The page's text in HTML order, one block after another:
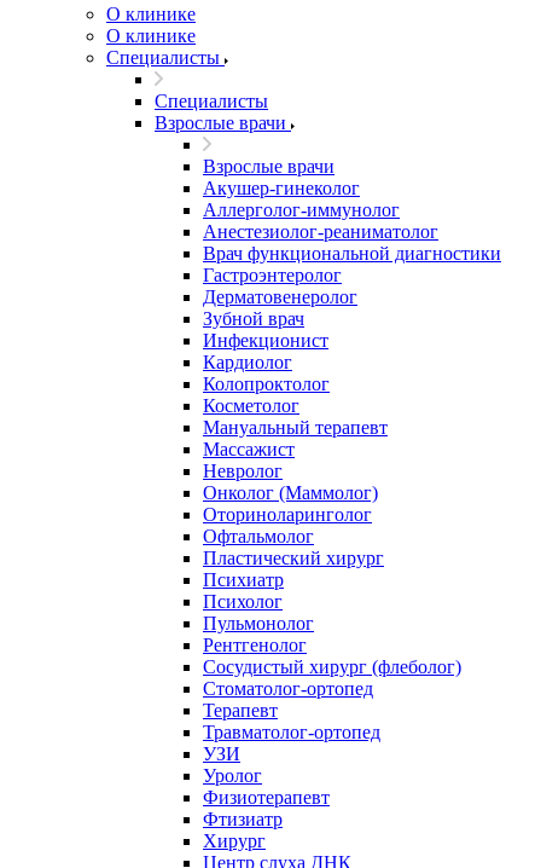
О клинике
О клинике
Специалисты
Специалисты
Взрослые врачи
Взрослые врачи
Акушер-гинеколог
Аллерголог-иммунолог
Анестезиолог-реаниматолог
Врач функциональной диагностики
Гастроэнтеролог
Дерматовенеролог
Зубной врач
Инфекционист
Кардиолог
Колопроктолог
Косметолог
Мануальный терапевт
Массажист
Невролог
Онколог (Маммолог)
Оториноларинголог
Офтальмолог
Пластический хирург
Психиатр
Психолог
Пульмонолог
Рентгенолог
Сосудистый хирург (флеболог)
Стоматолог-ортопед
Терапевт
Травматолог-ортопед
УЗИ
Уролог
Физиотерапевт
Фтизиатр
Хирург
Центр слуха ДНК